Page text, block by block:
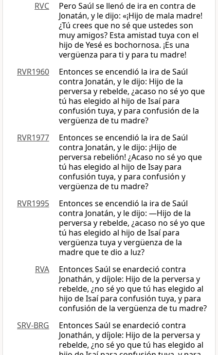
RVC
Pero Saúl se llenó de ira en contra de
Jonatán, y le dijo: «¡Hijo de mala madre!
¿Tú crees que no sé que ustedes son
muy amigos? Esta amistad tuya con el
hijo de Yesé es bochornosa. ¡Es una
vergüenza para ti y para tu madre!
RVR1960
Entonces se encendió la ira de Saúl
contra Jonatán, y le dijo: Hijo de la
perversa y rebelde, ¿acaso no sé yo que
tú has elegido al hijo de Isaí para
confusión tuya, y para confusión de la
vergüenza de tu madre?
RVR1977
Entonces se encendió la ira de Saúl
contra Jonatán, y le dijo: ¡Hijo de
perversa rebelión! ¿Acaso no sé yo que
tú has elegido al hijo de Isay para
confusión tuya, y para confusión y
vergüenza de tu madre?
RVR1995
Entonces se encendió la ira de Saúl
contra Jonatán, y le dijo: —Hijo de la
perversa y rebelde, ¿acaso no sé yo que
tú has elegido al hijo de Isaí para
vergüenza tuya y vergüenza de la
madre que te dio a luz?
RVA
Entonces Saúl se enardeció contra
Jonathán, y díjole: Hijo de la perversa y
rebelde, ¿no sé yo que tú has elegido al
hijo de Isaí para confusión tuya, y para
confusión de la vergüenza de tu madre?
SRV-BRG
Entonces Saúl se enardeció contra
Jonathán, y díjole: Hijo de la perversa y
rebelde, ¿no sé yo que tú has elegido al